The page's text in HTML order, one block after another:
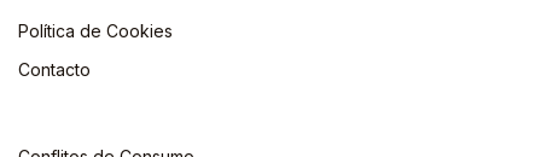
Política de Cookies
Contacto